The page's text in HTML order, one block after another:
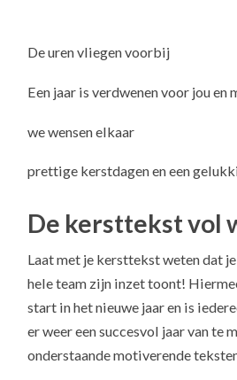
De uren vliegen voorbij
Een jaar is verdwenen voor jou en
we wensen elkaar
prettige kerstdagen en een
De kersttekst vol
Laat met je kersttekst weten dat
hele team zijn inzet toont!
start in het nieuwe jaar en is
er weer een succesvol jaar van te
onderstaande motiverende